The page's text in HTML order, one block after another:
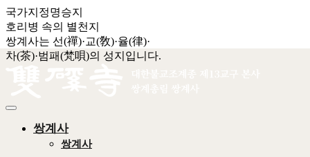
국가지정명승지
호리병 속의 별천지
쌍계사는 선(禪)·교(敎)·율(律)·
차(茶)·범패(梵唄)의 성지입니다.
쌍계사
쌍계사